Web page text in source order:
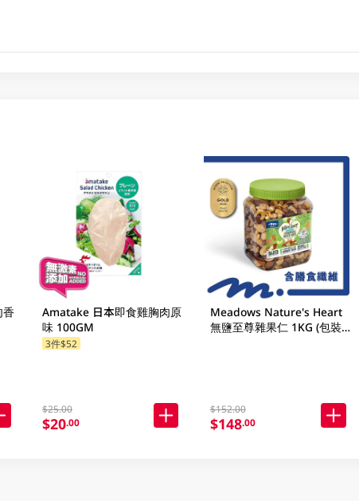
香
Amatake 日本即食雞胸肉原
味 100GM
3件$52
$25.00
$20.00
Meadows Nature's Heart
無鹽至尊雜果仁 1KG (包裝
$152.00
$148.00